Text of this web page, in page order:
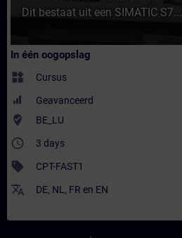
Dit bestaat uit een SIMATIC S7...
In één oogopslag
widgets Cursus
Geavanceerd
where_to_vote BE_LU
access_time 3 days
sell CPT-FAST1
translate DE, NL , FR en EN